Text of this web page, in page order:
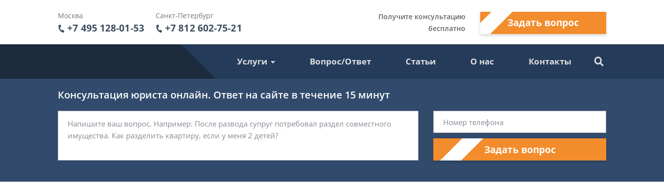
Москва
+7 495 128-01-53
Санкт-Петербург
+7 812 602-75-21
Получите консультацию
бесплатно
Задать вопрос
Услуги Вопрос/Ответ Статьи О нас Контакты
Консультация юриста онлайн. Ответ на сайте в течение 15 минут
Задать вопрос